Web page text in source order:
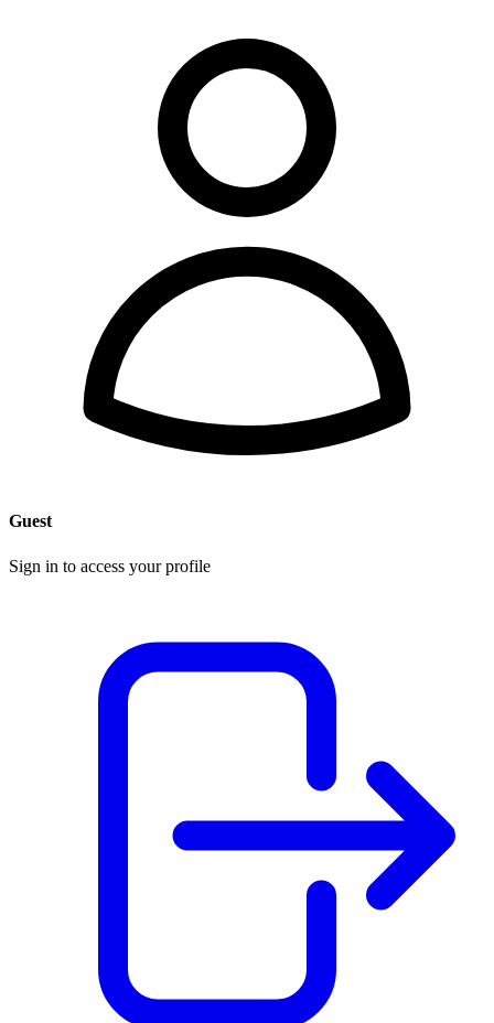
Guest
Sign in to access your profile